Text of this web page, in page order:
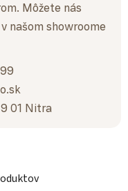
Môžete nás
našom showroome
01 Nitra